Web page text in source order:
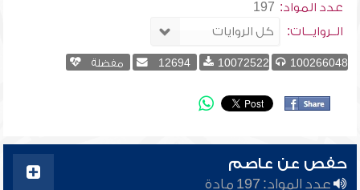
عدد المواد: 197
الــروايـــات:
100266048
10072522
12694 مفضلة
حفص عن عاصم
عدد المواد: 197 مادة